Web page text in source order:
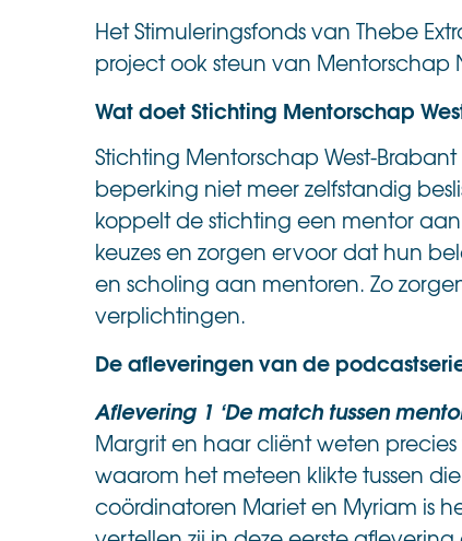
Het Stimuleringsfonds van Thebe
project ook steun van
Wat doet Stichting Mentorschap
Stichting Mentorschap West-
beperking niet meer zelfstandig
koppelt de stichting een mentor
keuzes en zorgen ervoor dat hun
en scholing aan mentoren. Zo
verplichtingen.
De afleveringen van de
Aflevering 1 ‘De match tussen
Margrit en haar cliënt weten
waarom het meteen klikte tussen
coördinatoren Mariet en Myriam is